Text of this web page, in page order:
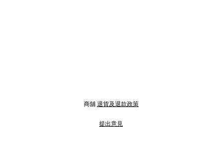
商舖 退貨及退款政策
提出意見